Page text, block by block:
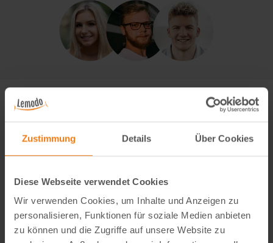
Zustimmung Details Über Cookies
Diese Webseite verwendet Cookies
Wir verwenden Cookies, um Inhalte und Anzeigen zu
personalisieren, Funktionen für soziale Medien anbieten
zu können und die Zugriffe auf unsere Website zu